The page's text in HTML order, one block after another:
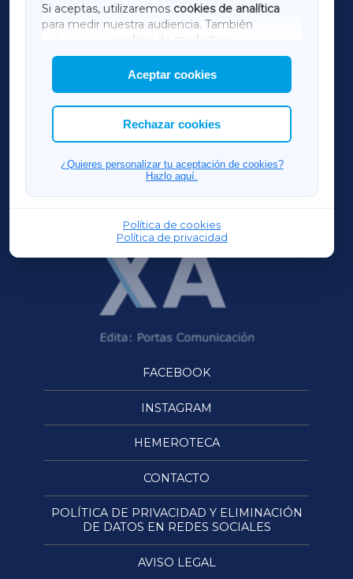
Si aceptas, utilizaremos cookies de analítica
para medir nuestra audiencia. También
utilizaremos
cookies de marketing
mostrar publicidad de terceros.
Asimismo, puedes personalizar la elección de
las cookies que deseas permitir.
Aceptar cookies
Rechazar cookies
¿Quieres personalizar tu aceptación de cookies?
Hazlo aquí.
Política de cookies
Política de privacidad
AMARIÑAXA
RIBEIRASACRAXA
ACORUÑAXA
FERROLXA
OURENSEXA
FACEBOOK
INSTAGRAM
HEMEROTECA
CONTACTO
POLÍTICA DE PRIVACIDAD Y ELIMINACIÓN
DE DATOS EN REDES SOCIALES
AVISO LEGAL